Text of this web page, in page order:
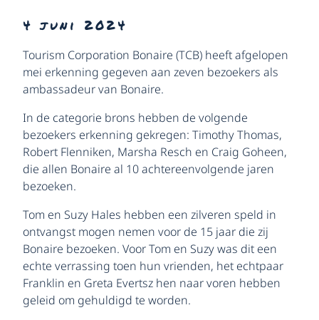
4 juni 2024
Tourism Corporation Bonaire (TCB) heeft afgelopen
mei erkenning gegeven aan zeven bezoekers als
ambassadeur van Bonaire.
In de categorie brons hebben de volgende
bezoekers erkenning gekregen: Timothy Thomas,
Robert Flenniken, Marsha Resch en Craig Goheen,
die allen Bonaire al 10 achtereenvolgende jaren
bezoeken.
Tom en Suzy Hales hebben een zilveren speld in
ontvangst mogen nemen voor de 15 jaar die zij
Bonaire bezoeken. Voor Tom en Suzy was dit een
echte verrassing toen hun vrienden, het echtpaar
Franklin en Greta Evertsz hen naar voren hebben
geleid om gehuldigd te worden.